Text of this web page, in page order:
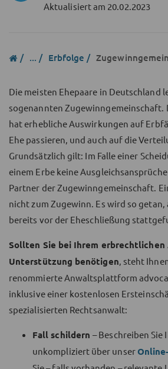
Aktualisiert am 20.02.2023
... Erbfolge
Die meisten Ehepaare in Deutschland
sogenannten Zugewinngemeinschaft.
hat erhebliche Auswirkungen auf
Ehe passieren, und auch auf die
Grundsätzlich gilt: Im Falle einer
einem Erbe keine
Partner der Zugewinngemeinschaft.
nicht zum Zugewinn. Es wird so
bereits vor der Eheschließung
Sollten Sie bei Ihrem erbrechtlichen
Unterstützung benötigen , steht
renommierte Anwaltsplattform
inklusive einer kostenlosen
spezialisierten Rechtsanwalt:
Fall schildern– Beschreiben Sie
unkompliziert über unser